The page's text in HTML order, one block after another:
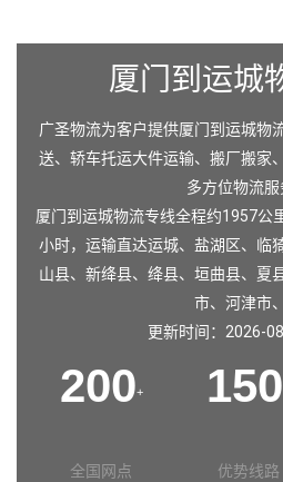
厦门到运城
广圣物流为客户提供厦门到运城物
送、轿车托运大件运输、搬厂搬家
多方位物流服
厦门到运城物流专线全程约1957公
小时，运输直达运城、 盐湖区、 临
山县、 新绛县、 绛县、 垣曲县、 夏
市、 河津市
更新时间：2026-
200+
全国网点
150
优势线路